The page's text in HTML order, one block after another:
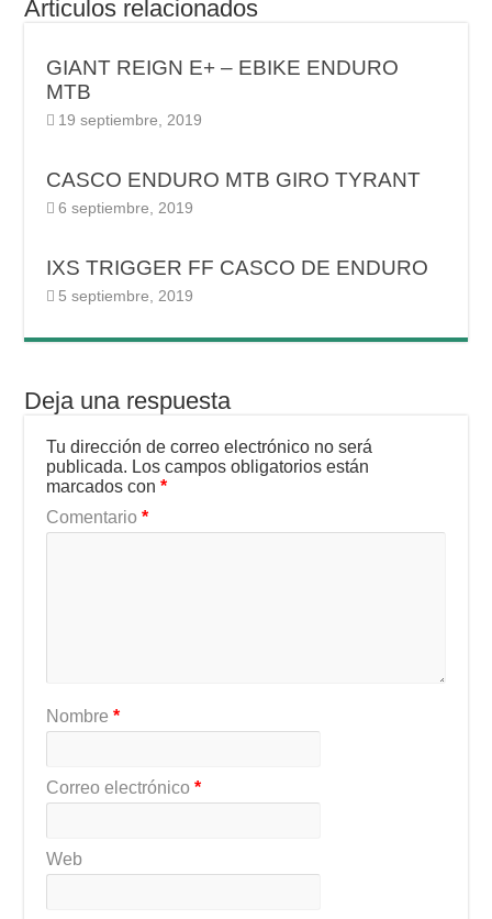
Articulos relacionados
GIANT REIGN E+ – EBIKE ENDURO
MTB
19 septiembre, 2019
CASCO ENDURO MTB GIRO TYRANT
6 septiembre, 2019
IXS TRIGGER FF CASCO DE ENDURO
5 septiembre, 2019
Deja una respuesta
Tu dirección de correo electrónico no será
publicada. Los campos obligatorios están
marcados con*
Comentario*
Nombre*
Correo electrónico*
Web